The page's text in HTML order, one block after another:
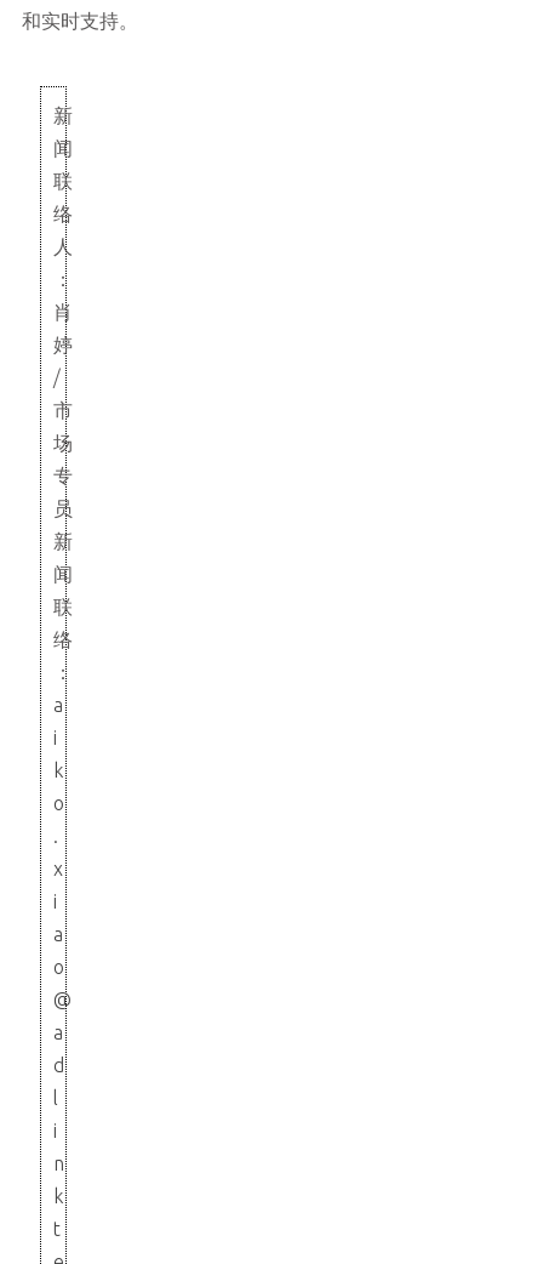
和实时支持。
新
闻
联
络
人
：
肖
婷
/
市
场
专
员
新
闻
联
络
：
a
i
k
o
.
x
i
a
o
@
a
d
l
i
n
k
t